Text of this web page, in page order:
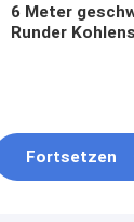
6 Meter
Runder
Fortsetzen